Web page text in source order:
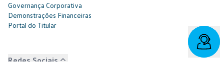
Governança Corporativa
Demonstrações Financeiras
Portal do Titular
Redes Sociais